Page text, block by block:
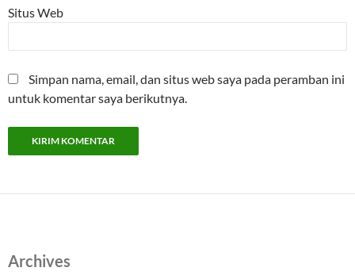
Situs Web
Simpan nama, email, dan situs web saya pada peramban ini
untuk komentar saya berikutnya.
Archives